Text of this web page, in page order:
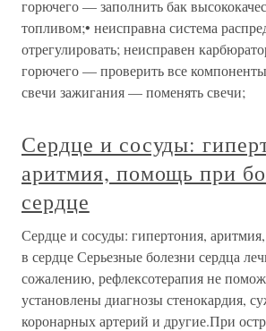
горючего — заполнить бак
топливом;• неисправна система
отрегулировать; неисправен
горючего — проверить все
свечи зажигания — поменять свечи;
Сердце и сосуды:
аритмия, помощь при
сердце
Сердце и сосуды: гипертония,
в сердце Серьезные болезни сердца
сожалению, рефлексотерапия не
установлены диагнозы стенокардия,
коронарных артерий и другие.При